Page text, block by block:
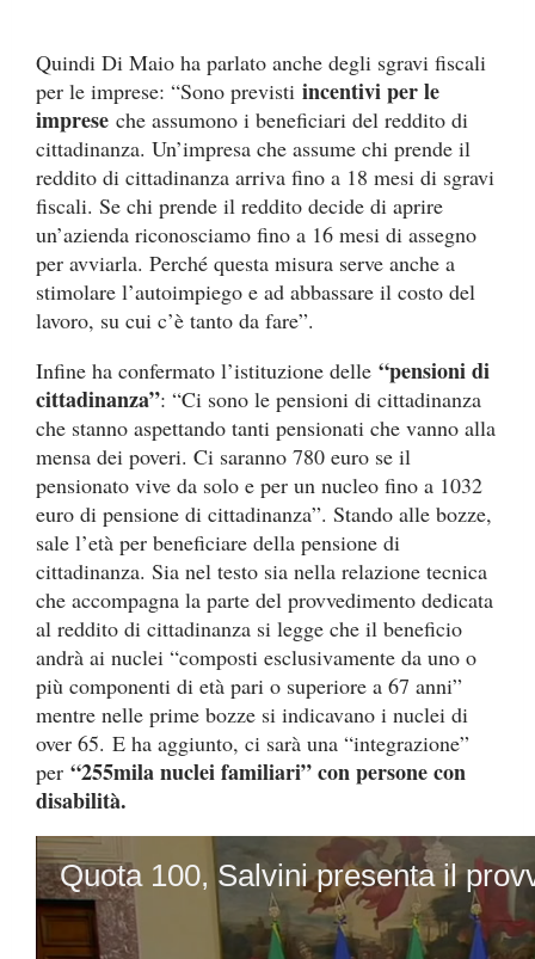
Quindi Di Maio ha parlato anche degli sgravi fiscali
per le imprese: “Sono previsti incentivi per le
imprese che assumono i beneficiari del reddito di
cittadinanza. Un’impresa che assume chi prende il
reddito di cittadinanza arriva fino a 18 mesi di sgravi
fiscali. Se chi prende il reddito decide di aprire
un’azienda riconosciamo fino a 16 mesi di assegno
per avviarla. Perché questa misura serve anche a
stimolare l’autoimpiego e ad abbassare il costo del
lavoro, su cui c’è tanto da fare”.
Infine ha confermato l’istituzione delle “pensioni di
cittadinanza”: “Ci sono le pensioni di cittadinanza
che stanno aspettando tanti pensionati che vanno alla
mensa dei poveri. Ci saranno 780 euro se il
pensionato vive da solo e per un nucleo fino a 1032
euro di pensione di cittadinanza”. Stando alle bozze,
sale l’età per beneficiare della pensione di
cittadinanza. Sia nel testo sia nella relazione tecnica
che accompagna la parte del provvedimento dedicata
al reddito di cittadinanza si legge che il beneficio
andrà ai nuclei “composti esclusivamente da uno o
più componenti di età pari o superiore a 67 anni”
mentre nelle prime bozze si indicavano i nuclei di
over 65. E ha aggiunto, ci sarà una “integrazione”
per “255mila nuclei familiari” con persone con
disabilità.